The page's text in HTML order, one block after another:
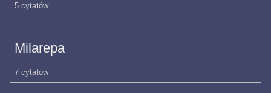
5 cytatów
Milarepa
7 cytatów